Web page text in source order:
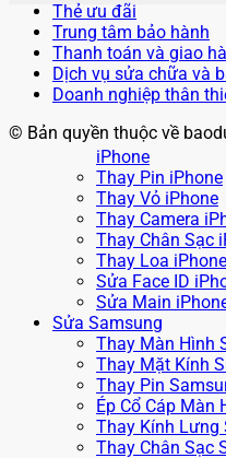
Thẻ ưu đãi
Trung tâm bảo hành
Thanh toán và giao
Dịch vụ sửa chữa và
Doanh nghiệp thân
© Bản quyền thuộc về
iPhone
Thay Pin iPhone
Thay Vỏ iPhone
Thay Camera
Thay Chân Sạc
Thay Loa iPhone
Sửa Face ID
Sửa Main
Sửa Samsung
Thay Màn Hình
Thay Mặt Kính
Thay Pin
Ép Cổ Cáp Màn
Thay Kính Lưng
Thay Chân Sạc